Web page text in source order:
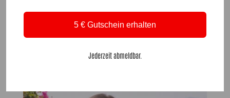
5 € Gutschein erhalten
Jederzeit abmeldbar.